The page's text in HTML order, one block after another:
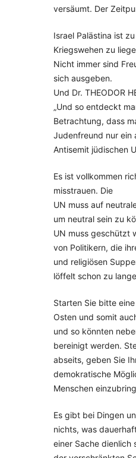
versäumt. Der
Israel Palästina ist
Kriegswehen zu
Nicht immer sind
sich ausgeben.
Und Dr. THEODOR
„Und so entdeckt
Betrachtung, dass
Judenfreund nur ein
Antisemit jüdischen
Es ist vollkommen
misstrauen. Die
UN muss auf
um neutral sein zu
UN muss geschützt
von Politikern, die
und religiösen
löffelt schon zu
Starten Sie bitte
Osten und somit
und so könnten
bereinigt werden.
abseits, geben Sie
demokratische
Menschen
Es gibt bei Dingen
nichts, was
einer Sache dienlich